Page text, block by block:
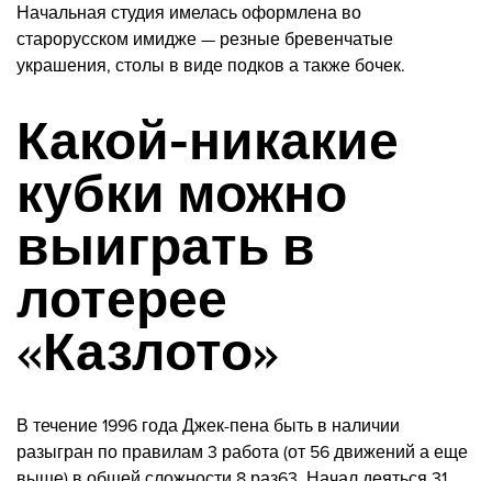
Начальная студия имелась оформлена во
старорусском имидже — резные бревенчатые
украшения, столы в виде подков а также бочек.
Какой-никакие
кубки можно
выиграть в
лотерее
«Казлото»
В течение 1996 года Джек-пена быть в наличии
разыгран по правилам 3 работа (от 56 движений а еще